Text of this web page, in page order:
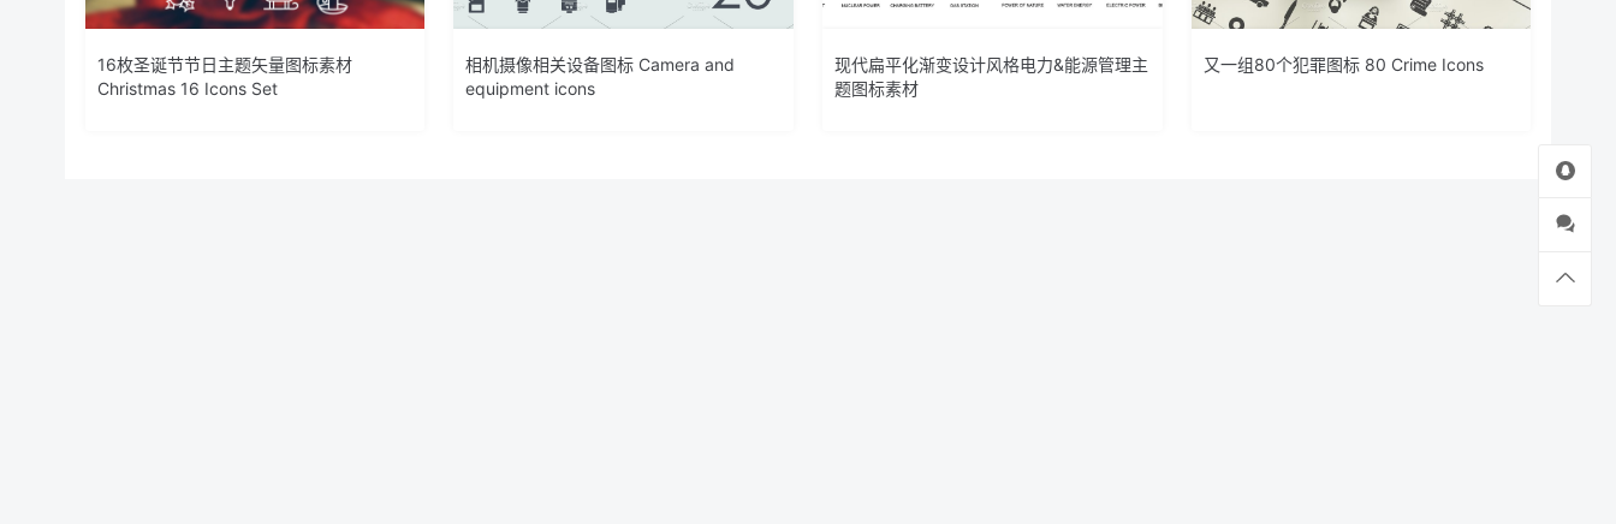
16枚圣诞节节日主题矢量图标素材
Christmas 16 Icons Set
相机摄像相关设备图标 Camera and
equipment icons
现代扁平化渐变设计风格电力&能源管理主
题图标素材
又一组80个犯罪图标 80 Crime Icons